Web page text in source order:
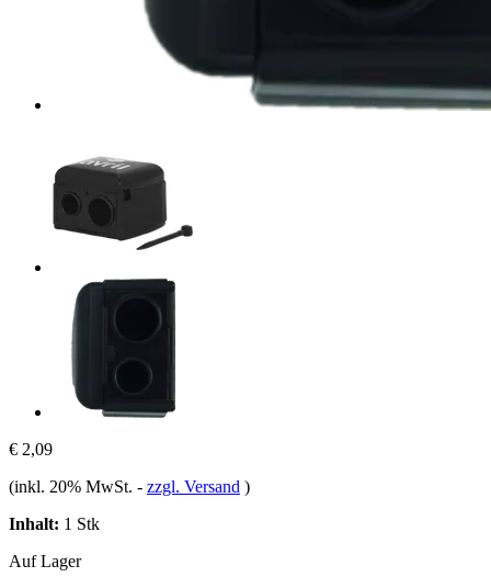
€ 2,09
(inkl. 20% MwSt. - zzgl. Versand )
Inhalt: 1 Stk
Auf Lager